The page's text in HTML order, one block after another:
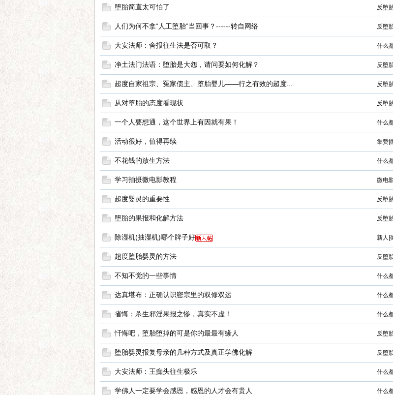
坛
堕胎简直太可怕了 反堕
人们为何不拿“人工堕胎”当回事？------转自网络 反堕
大安法师：舍报往生法是否可取？ 什么
净土法门法语：堕胎是大怨，请问要如何化解？ 反堕
超度自家祖宗、冤家债主、堕胎婴儿——行之有效的超度... 反堕
从对堕胎的态度看现状 反堕
一个人要想通，这个世界上有因就有果！ 什么
活动很好，值得再续 集赞|
不花钱的放生方法 什么
学习拍摄微电影教程 微电
超度婴灵的重要性 反堕
堕胎的果报和化解方法 反堕
除湿机(抽湿机)哪个牌子好 新人|
超度堕胎婴灵的方法 反堕
不知不觉的一些事情 什么
达真堪布：正确认识密宗里的双修双运 什么
省悔：杀生邪淫果报之惨，真实不虚！ 什么
忏悔吧，堕胎堕掉的可是你的最最有缘人 反堕
堕胎婴灵报复母亲的几种方式及真正学佛化解 反堕
大安法师：王痴头往生极乐 什么
学佛人一定要学会感恩，感恩的人才会有贵人 什么